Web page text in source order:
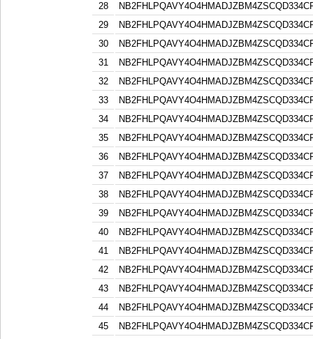
28
29
30
31
32
33
34
35
36
37
38
39
40
41
42
43
44
45